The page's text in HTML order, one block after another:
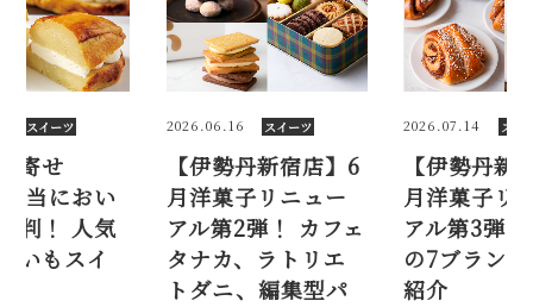
スイーツ
新宿店】6
リニュー
！ カフェ
ラトリエ
2026.07.14 スイーツ
【伊勢丹新宿店】7
月洋菓子リニュー
アル第3弾！ 新登場
の7ブランドを一挙
紹介
2025.10.07 スイ
【お取り寄
2025】本当
しいと評判
のさつまい
ーツ6選